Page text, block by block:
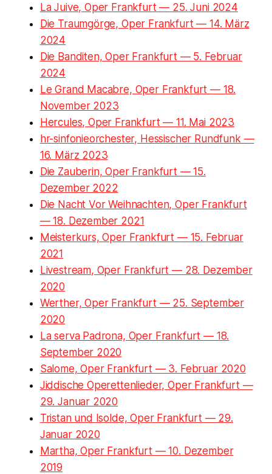
La Juive, Oper Frankfurt — 25. Juni 2024
Die Traumgörge, Oper Frankfurt — 14. März
2024
Die Banditen, Oper Frankfurt — 5. Februar
2024
Le Grand Macabre, Oper Frankfurt — 18.
November 2023
Hercules, Oper Frankfurt — 11. Mai 2023
hr-sinfonieorchester, Hessischer Rundfunk —
16. März 2023
Die Zauberin, Oper Frankfurt — 15.
Dezember 2022
Die Nacht Vor Weihnachten, Oper Frankfurt
— 18. Dezember 2021
Meisterkurs, Oper Frankfurt — 15. Februar
2021
Livestream, Oper Frankfurt — 28. Dezember
2020
Werther, Oper Frankfurt — 25. September
2020
La serva Padrona, Oper Frankfurt — 18.
September 2020
Salome, Oper Frankfurt — 3. Februar 2020
Jiddische Operettenlieder, Oper Frankfurt —
29. Januar 2020
Tristan und Isolde, Oper Frankfurt — 29.
Januar 2020
Martha, Oper Frankfurt — 10. Dezember
2019